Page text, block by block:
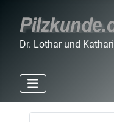
Dr. Lothar und